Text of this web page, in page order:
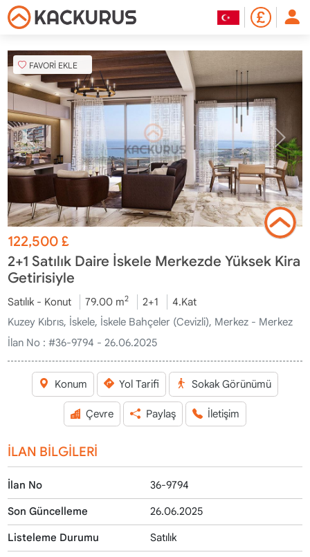
FAVORİ EKLE
122,500£
2+1 Satılık Daire İskele Merkezde Yüksek Kira
Getirisiyle
Satılık - Konut 79.00 m2 2+1
4.Kat
Kuzey Kıbrıs, İskele, İskele Bahçeler (Cevizli), Merkez - Merkez
İlan No : #36-9794 - 26.06.2025
Konum Yol Tarifi Sokak Görünümü
Çevre Paylaş İletişim
İLAN BİLGİLERİ
İlan No 36-9794
Son Güncelleme 26.06.2025
Listeleme Durumu Satılık